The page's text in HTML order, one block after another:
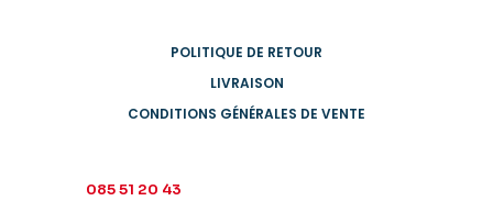
POLITIQUE DE RETOUR
LIVRAISON
CONDITIONS GÉNÉRALES DE VENTE
085 51 20 43